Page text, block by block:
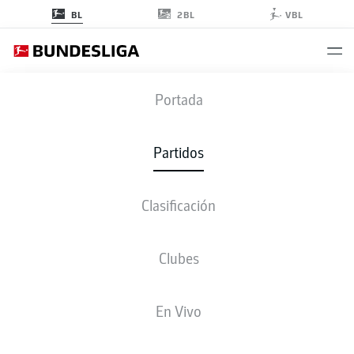
BL 2BL VBL
Portada
Partidos
Clasificación
Clubes
En Vivo
BVB - WOB
2 0
ALINEACIONES ESTADÍSTICAS